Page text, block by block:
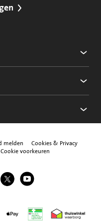
melden
Cookies & Privacy
Cookie voorkeuren
Pinterest
Jumbo Twitter
Jumbo YouTube
Express
Apple Pay Thuiswinkel